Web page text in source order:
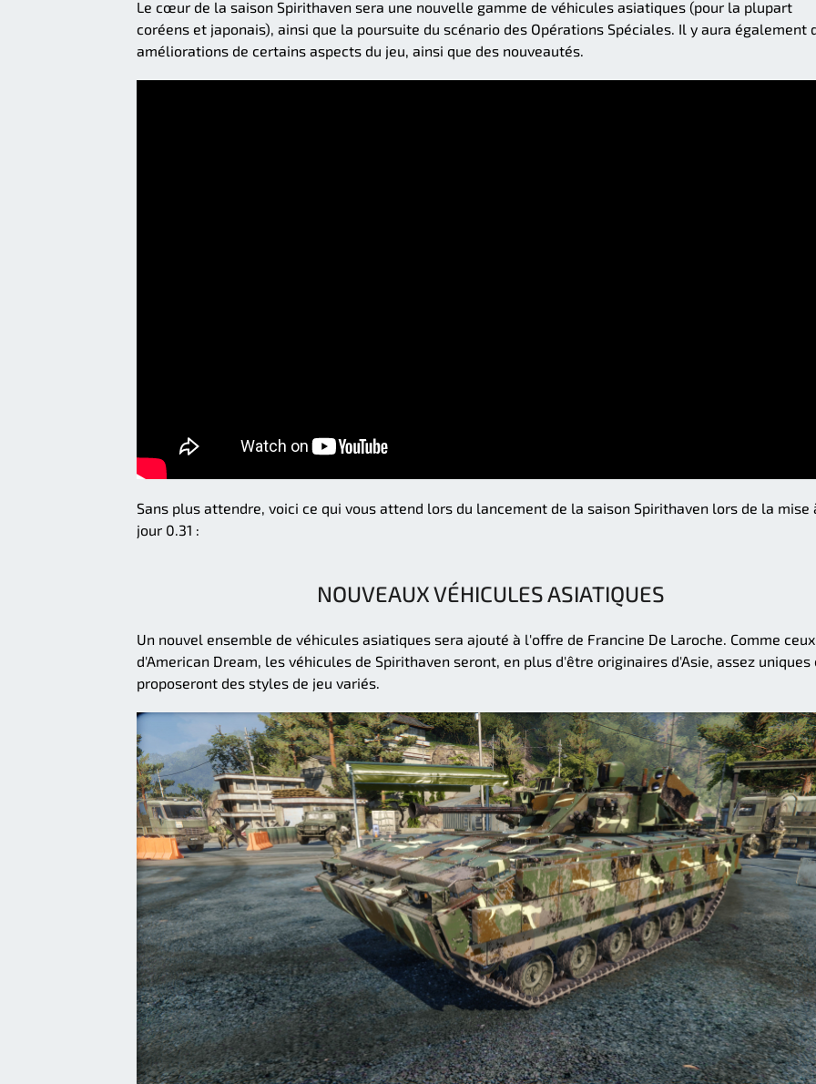
Le cœur de la saison Spirithaven sera une nouvelle gamme de véhicules asiatiques (pour la plupart
coréens et japonais), ainsi que la poursuite du scénario des Opérations Spéciales. Il y aura également
améliorations de certains aspects du jeu, ainsi que des nouveautés.
Sans plus attendre, voici ce qui vous attend lors du lancement de la saison Spirithaven lors de la mise
jour 0.31 :
NOUVEAUX VÉHICULES ASIATIQUES
Un nouvel ensemble de véhicules asiatiques sera ajouté à l'offre de Francine De Laroche. Comme ceux
d'American Dream, les véhicules de Spirithaven seront, en plus d'être originaires d'Asie, assez uniques
proposeront des styles de jeu variés.